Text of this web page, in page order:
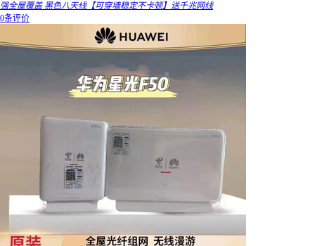
强全屋覆盖 黑色八天线【可穿墙稳定不卡顿】送千兆网线
0条评价